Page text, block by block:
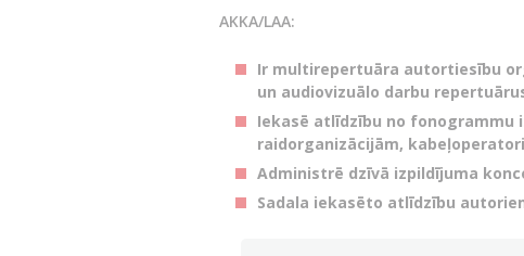
AKKA/LAA:
Ir multirepertuāra autortiesību
un audiovizuālo darbu
Iekasē atlīdzību no fonogrammu
raidorganizācijām,
Administrē dzīvā izpildījuma
Sadala iekasēto atlīdzību